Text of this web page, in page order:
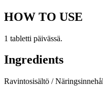
HOW TO USE
1 tabletti päivässä.
Ingredients
Ravintosisältö /